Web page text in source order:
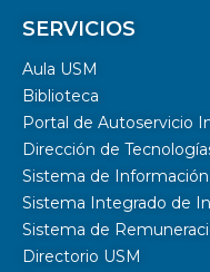
SERVICIOS
Aula USM
Biblioteca
Portal de Autoservicio
Dirección de
Sistema de
Sistema Integrado de
Sistema de
Directorio USM